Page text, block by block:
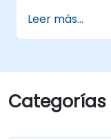
Leer más...